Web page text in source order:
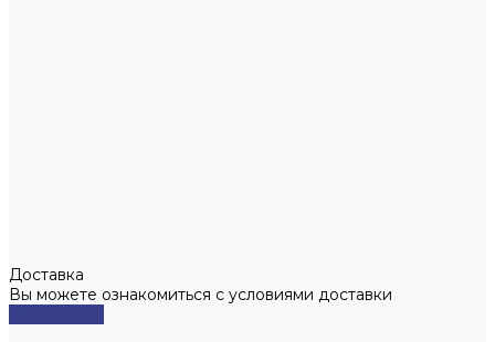
Доставка
Вы можете ознакомиться с условиями доставки